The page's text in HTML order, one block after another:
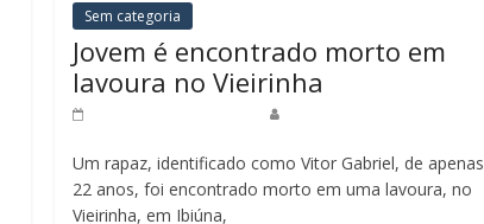
Sem categoria
Jovem é encontrado morto em
lavoura no Vieirinha
Um rapaz, identificado como Vitor Gabriel, de apenas
22 anos, foi encontrado morto em uma lavoura, no
Vieirinha, em Ibiúna,